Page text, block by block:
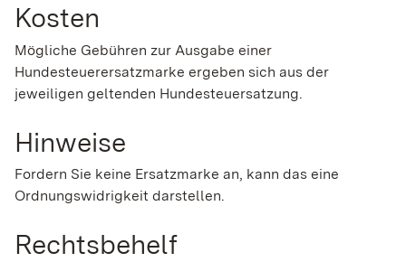
Kosten
Mögliche Gebühren zur Ausgabe einer
Hundesteuerersatzmarke ergeben sich aus der
jeweiligen geltenden Hundesteuersatzung.
Hinweise
Fordern Sie keine Ersatzmarke an, kann das eine
Ordnungswidrigkeit darstellen.
Rechtsbehelf